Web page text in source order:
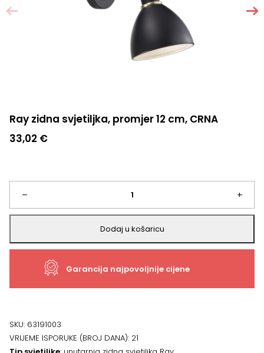
Ray zidna svjetiljka, promjer 12 cm, CRNA
33,02 €
–
Ray
zidna
svjetiljka,
cm,
+
Dodaj u košaricu
Garancija najpovoljnije cijene
SKU: 63191003
VRIJEME ISPORUKE (BROJ DANA): 21